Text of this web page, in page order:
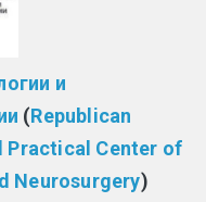
и
(Republican
Practical Center of
Neurosurgery)